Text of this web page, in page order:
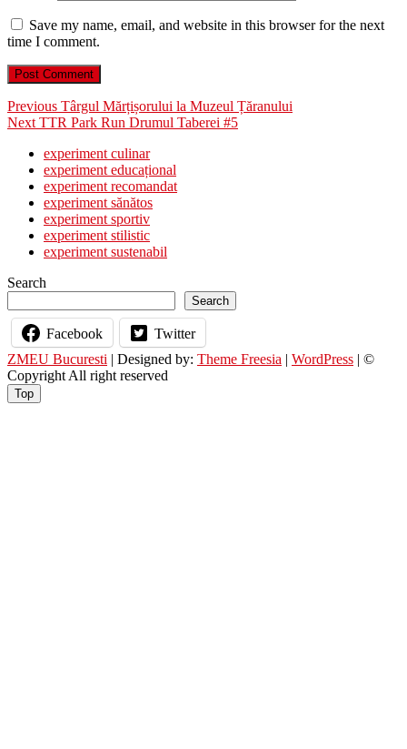
Save my name, email, and website in this browser for the next
time I comment.
Post
navigation
Previous Previous
post:
Târgul Mărțișorului la Muzeul Țăranului
Next Next
TTR Park Run Drumul Taberei #5
experiment culinar
experiment educațional
experiment recomandat
experiment sănătos
experiment sportiv
experiment stilistic
experiment sustenabil
Search
Search
Facebook
Twitter
ZMEU Bucuresti | Designed by: Theme Freesia | WordPress | ©
Copyright All right reserved
Top